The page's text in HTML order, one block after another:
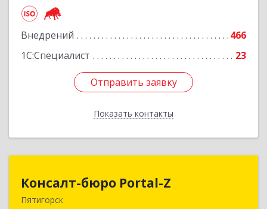
Внедрений
466
1С:Специалист
23
Отправить заявку
Показать контакты
Отправить заявку
Назад
Консалт-бюро Portal-Z
Пятигорск357502, Ставропольский край, Пятигорск г,